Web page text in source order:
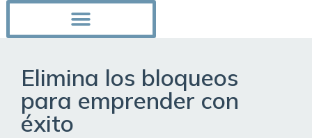
Elimina los bloqueos
para emprender con
éxito